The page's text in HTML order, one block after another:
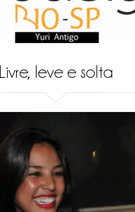
Livre, leve e solta